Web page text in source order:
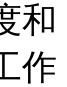
和
作